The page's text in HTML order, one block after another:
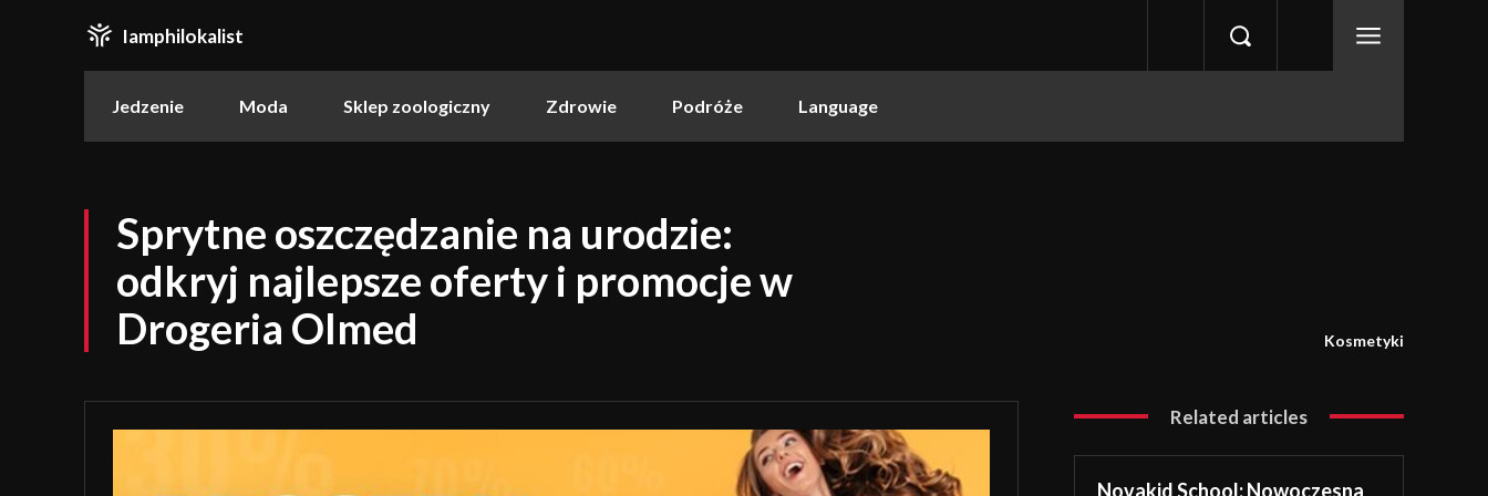
Iamphilokalist
Jedzenie Moda Sklep zoologiczny Zdrowie Podróże Language
Sprytne oszczędzanie na urodzie:
odkryj najlepsze oferty i promocje w
Drogeria Olmed
Kosmetyki
Related articles
Novakid School: Nowoczesna